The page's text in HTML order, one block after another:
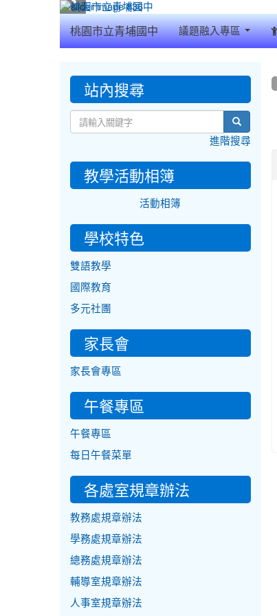
桃園市立青埔國中 議題融入專區
::: 站內搜尋
search
進階搜尋
教學活動相簿
活動相簿
學校特色
雙語教學
國際教育
多元社團
家長會
家長會專區
午餐專區
午餐專區
每日午餐菜單
各處室規章辦法
教務處規章辦法
學務處規章辦法
總務處規章辦法
輔導室規章辦法
人事室規章辦法